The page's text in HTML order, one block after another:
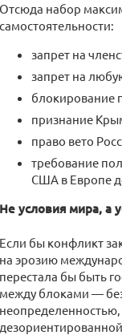
Отсюда набор
самостоятельности:
запрет на
запрет на
блокирование
признание
право вето
требование
США в Европе
Не условия мира, а
Если бы конфликт
на эрозию
перестала бы быть
между блоками —